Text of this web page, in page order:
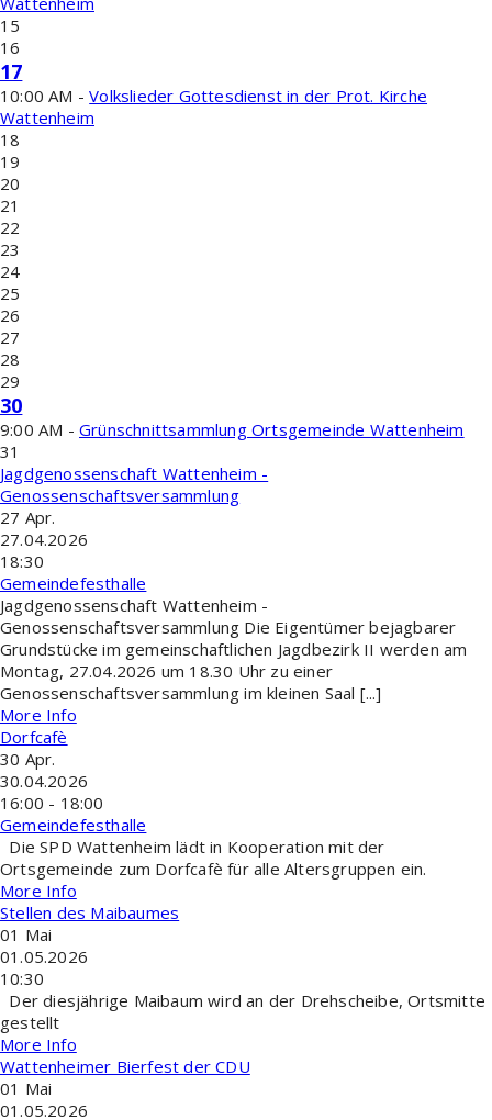
15
16
17
10:00 AM -Volkslieder Gottesdienst in der Prot. Kirche
Wattenheim
18
19
20
21
22
23
24
25
26
27
28
29
30
9:00 AM - Grünschnittsammlung Ortsgemeinde Wattenheim
31
Jagdgenossenschaft Wattenheim -
Genossenschaftsversammlung
27 Apr.
27.04.2026
18:30
Gemeindefesthalle
Jagdgenossenschaft Wattenheim -
Genossenschaftsversammlung Die Eigentümer bejagbarer
Grundstücke im gemeinschaftlichen Jagdbezirk II werden am
Montag, 27.04.2026 um 18.30 Uhr zu einer
Genossenschaftsversammlung im kleinen Saal [...]
More Info
Dorfcafè
30 Apr.
30.04.2026
16:00 - 18:00
Gemeindefesthalle
Die SPD Wattenheim lädt in Kooperation mit der
Ortsgemeinde zum Dorfcafè für alle Altersgruppen ein.
More Info
Stellen des Maibaumes
01 Mai
01.05.2026
10:30
Der diesjährige Maibaum wird an der Drehscheibe, Ortsmitte
gestellt
More Info
Wattenheimer Bierfest der CDU
01 Mai
01.05.2026